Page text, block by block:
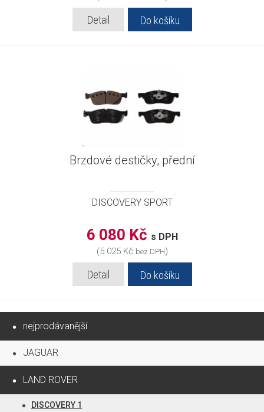
Detail Do košíku
Brzdové destičky, přední
DISCOVERY SPORT
6 080 Kč s DPH
(5 025 Kč bez DPH)
Detail Do košíku
nejprodávanější
JAGUAR
LAND ROVER
DISCOVERY 1